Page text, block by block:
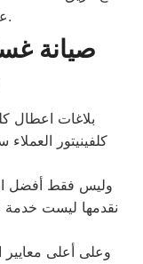
على موقعنا الالكتروني.
صيانة
كلفينيتور
وليس فقط أفضل
نقدمها ليست
وعلى أعلى